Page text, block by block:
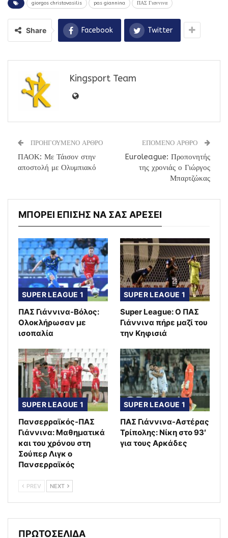
giorgos christovasilis pas giannina ΠΑΣ Γιαννινα
Share Facebook Twitter
Kingsport Team
ΠΡΟΗΓΟΥΜΕΝΟ ΑΡΘΡΟ
ΠΑΟΚ: Με Τάισον στην
αποστολή με Ολυμπιακό
ΕΠΟΜΕΝΟ ΑΡΘΡΟ
Euroleague: Προπονητής
της χρονιάς ο Γιώργος
Μπαρτζώκας
ΜΠΟΡΕΙ ΕΠΙΣΗΣ ΝΑ ΣΑΣ ΑΡΕΣΕΙ
SUPER LEAGUE 1
ΠΑΣ Γιάννινα-Βόλος:
Ολοκλήρωσαν με
ισοπαλία
SUPER LEAGUE 1
Super League: Ο ΠΑΣ
Γιάννινα πήρε μαζί του
την Κηφισιά
SUPER LEAGUE 1
Πανσερραϊκός-ΠΑΣ
Γιάννινα: Μαθηματικά
και του χρόνου στη
Σούπερ Λιγκ ο
Πανσερραϊκός
SUPER LEAGUE 1
ΠΑΣ Γιάννινα-Αστέρας
Τρίπολης: Νίκη στο 93′
για τους Αρκάδες
PREV NEXT
ΠΡΩΤΟΣΕΛΙΔΑ